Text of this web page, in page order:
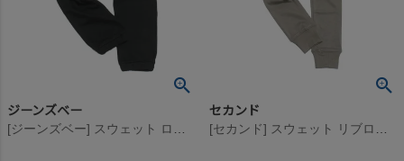
ジーンズベー セカンド